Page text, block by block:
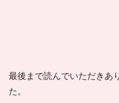
最後まで読んでいただきあ
た。